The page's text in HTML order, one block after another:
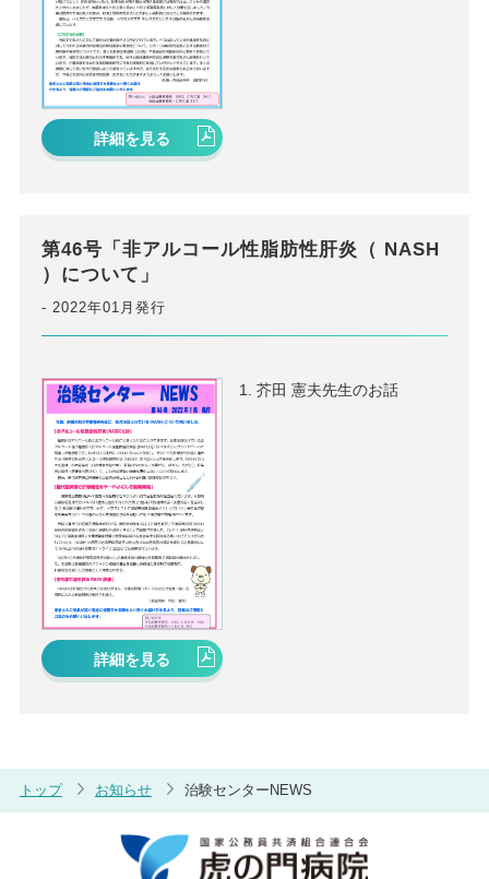
詳細を見る
第46号「非アルコール性脂肪性肝炎（ NASH
）について」
2022年01月発行
詳細を見る
芥田 憲夫先生のお話
トップ お知らせ 治験センターNEWS